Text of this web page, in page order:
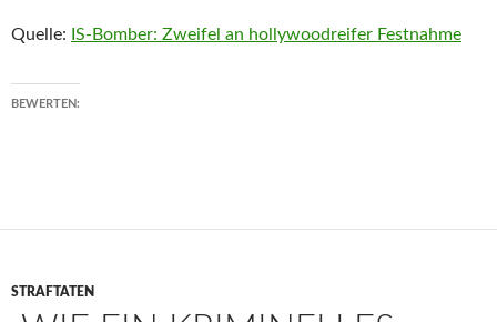
Quelle: IS-Bomber: Zweifel an hollywoodreifer Festnahme
BEWERTEN:
STRAFTATEN